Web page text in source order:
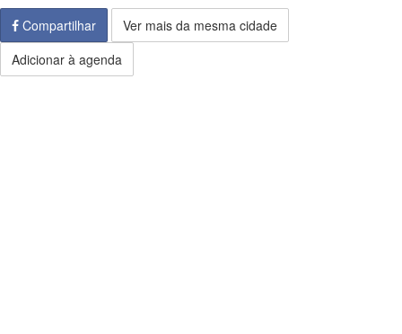
Compartilhar
Ver mais da mesma cidade
Adicionar à agenda